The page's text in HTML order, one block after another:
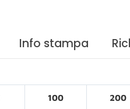
Info stampa
100 200